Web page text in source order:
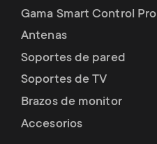
Gama Smart Control Pro
Antenas
Soportes de pared
Soportes de TV
Brazos de monitor
Accesorios